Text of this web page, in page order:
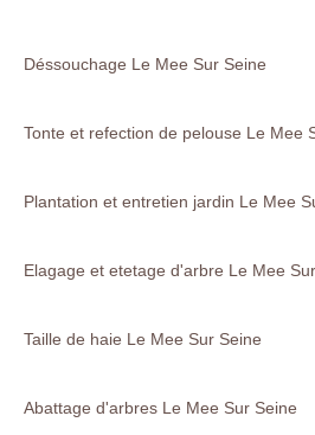
Déssouchage Le Mee Sur Seine
Tonte et refection de pelouse Le Mee
Plantation et entretien jardin Le Mee
Elagage et etetage d'arbre Le Mee
Taille de haie Le Mee Sur Seine
Abattage d'arbres Le Mee Sur Seine